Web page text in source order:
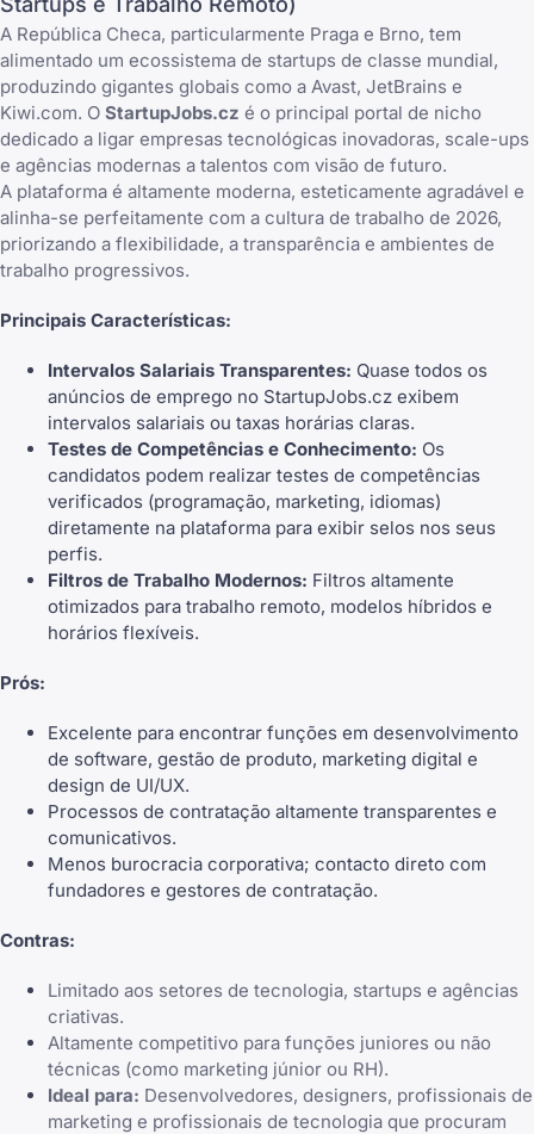
A República Checa, particularmente Praga e Brno, tem
alimentado um ecossistema de startups de classe mundial,
produzindo gigantes globais como a Avast, JetBrains e
Kiwi.com. O StartupJobs.cz é o principal portal de nicho
dedicado a ligar empresas tecnológicas inovadoras, scale-ups
e agências modernas a talentos com visão de futuro.
A plataforma é altamente moderna, esteticamente agradável e
alinha-se perfeitamente com a cultura de trabalho de 2026,
priorizando a flexibilidade, a transparência e ambientes de
trabalho progressivos.
Principais Características:
Intervalos Salariais Transparentes: Quase todos os
anúncios de emprego no StartupJobs.cz exibem
intervalos salariais ou taxas horárias claras.
Testes de Competências e Conhecimento: Os
candidatos podem realizar testes de competências
verificados (programação, marketing, idiomas)
diretamente na plataforma para exibir selos nos seus
perfis.
Filtros de Trabalho Modernos: Filtros altamente
otimizados para trabalho remoto, modelos híbridos e
horários flexíveis.
Prós:
Excelente para encontrar funções em desenvolvimento
de software, gestão de produto, marketing digital e
design de UI/UX.
Processos de contratação altamente transparentes e
comunicativos.
Menos burocracia corporativa; contacto direto com
fundadores e gestores de contratação.
Contras:
Limitado aos setores de tecnologia, startups e agências
criativas.
Altamente competitivo para funções juniores ou não
técnicas (como marketing júnior ou RH).
Ideal para: Desenvolvedores, designers, profissionais de
marketing e profissionais de tecnologia que procuram